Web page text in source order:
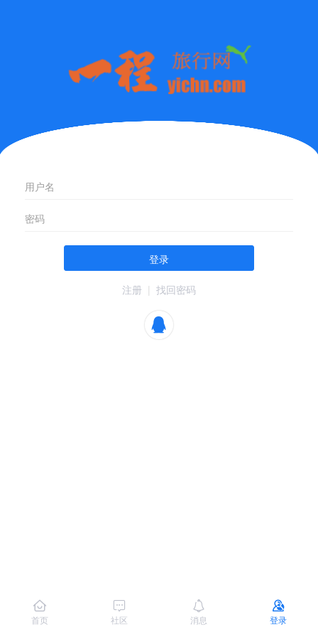
登录
注册 | 找回密码
首页 社区 消息 登录